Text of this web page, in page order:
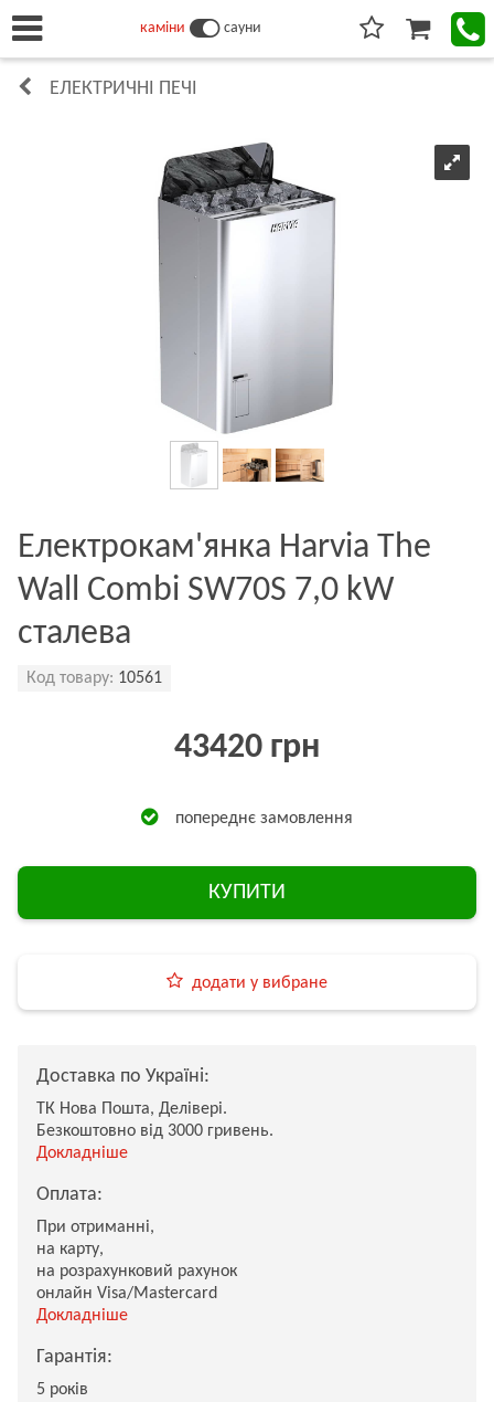
каміни сауни
ЕЛЕКТРИЧНІ ПЕЧІ
Електрокам'янка Harvia The
Wall Combi SW70S 7,0 kW
сталева
Код товару: 10561
43420 грн
попереднє замовлення
КУПИТИ
додати у вибране
Доставка по Україні:
ТК Нова Пошта, Делівері.
Безкоштовно від 3000 гривень.
Докладніше
Оплата:
При отриманні,
на карту,
на розрахунковий рахунок
онлайн Visa/Mastercard
Докладніше
Гарантія:
5 років